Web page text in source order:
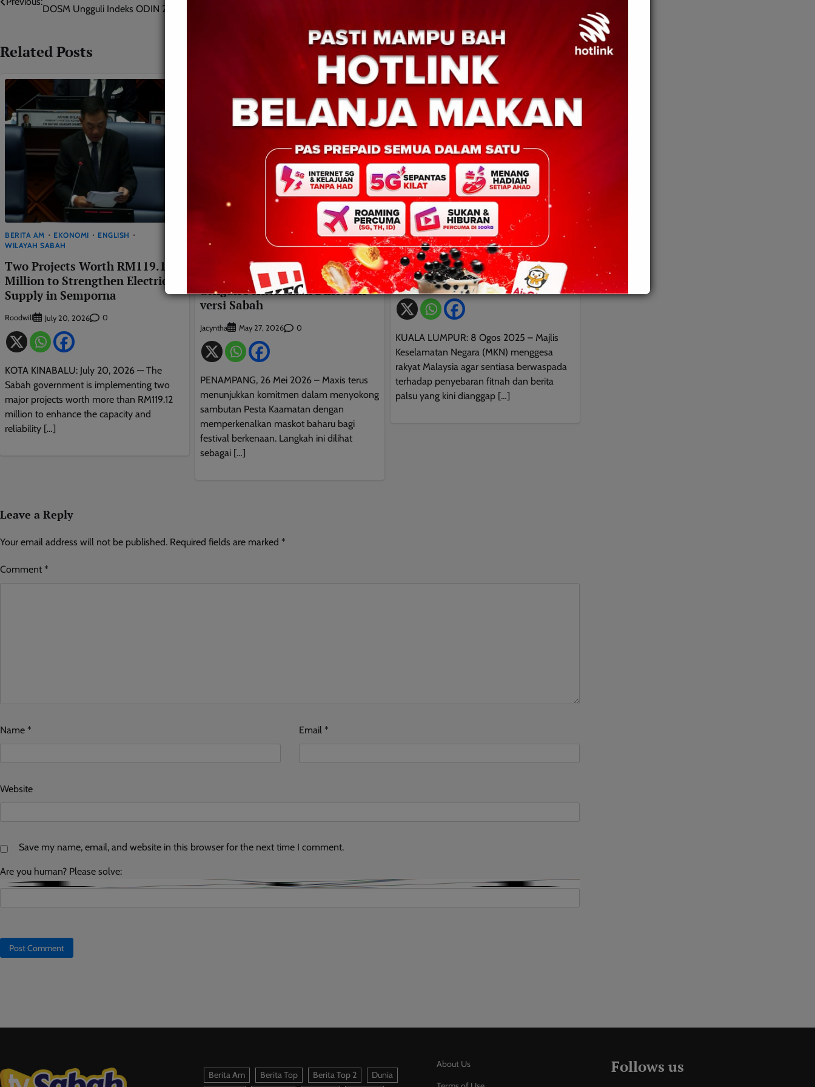
DOSM Ungguli Indeks ODIN 2024/25
Related Posts
BERITA AM EKONOMI
ENGLISH
WILAYAH SABAH
Two Projects Worth RM119.12
Million to Strengthen Electricity
Supply in Semporna
Roodwill July 20, 2026 0
KOTA KINABALU: July 20, 2026 — The
Sabah government is implementing two
major projects worth more than RM119.12
million to enhance the capacity and
reliability […]
Maxis Meriahkan Kaamatan
dengan Perkenalkan Dinocorn
versi Sabah
Jacyntha May 27, 2026 0
PENAMPANG, 26 Mei 2026 – Maxis terus
menunjukkan komitmen dalam menyokong
sambutan Pesta Kaamatan dengan
memperkenalkan maskot baharu bagi
festival berkenaan. Langkah ini dilihat
sebagai […]
BERITA AM BERITA TOP
TEMPATAN
WILAYAH SABAH
Sebaran Fitnah dan Berita Palsu
Ancam Keselamatan Negara
Ray Bull August 10, 2025 0
KUALA LUMPUR: 8 Ogos 2025 – Majlis
Keselamatan Negara (MKN) menggesa
rakyat Malaysia agar sentiasa berwaspada
terhadap penyebaran fitnah dan berita
palsu yang kini dianggap […]
Leave a Reply
Your email address will not be published. Required fields are marked *
Comment *
Name * Email *
Website
Save my name, email, and website in this browser for the next time I comment.
Are you human? Please solve:
Berita Am Berita Top Berita Top 2 Dunia
About Us
Follows us